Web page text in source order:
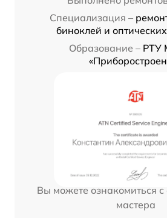
Специализация –
биноклей и
Образование – РТУ
Вы можете ознакомиться
мастера